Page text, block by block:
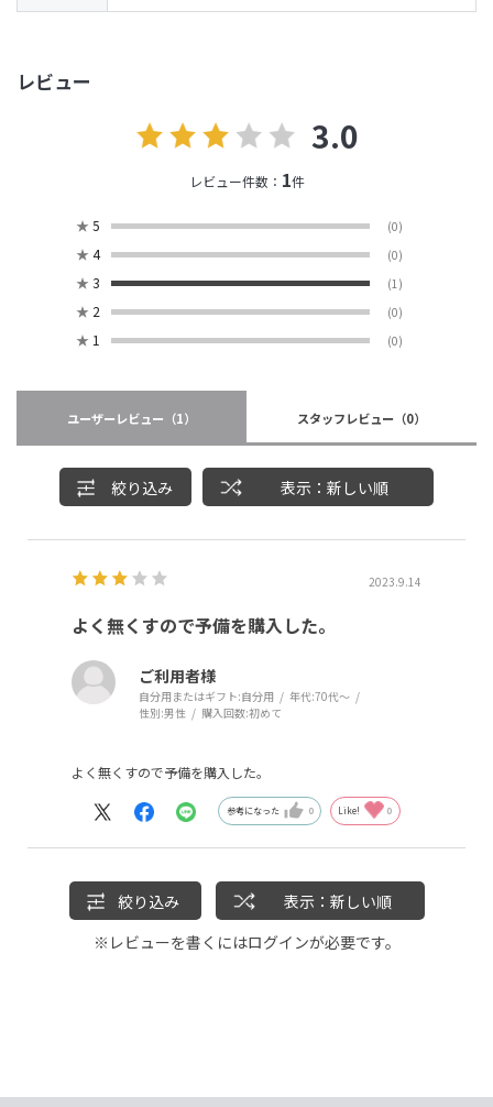
レビュー
3.0
レビュー件数： 1件
★ 5 (0)
★ 4 (0)
★ 3 (1)
★ 2 (0)
★ 1 (0)
ユーザーレビュー （1） スタッフレビュー （0）
絞り込み 表示：新しい順
2023.9.14
よく無くすので予備を購入した。
ご利用者様
自分用またはギフト:自分用 年代:70代～
性別:男性 購入回数:初めて
よく無くすので予備を購入した。
参考になった 0 Like! 0
絞り込み
表示：新しい順
※レビューを書くにはログインが必要です。